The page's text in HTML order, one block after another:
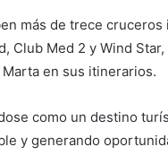
más de trece
Club Med 2 y Wind
en sus itinerarios.
como un destino
y generando